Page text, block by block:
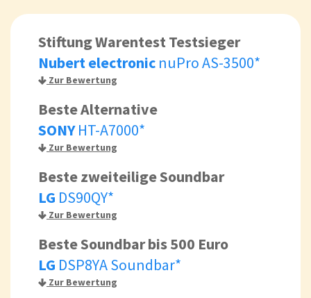
Stiftung Warentest Testsieger
Nubert electronic nuPro AS-3500*
Zur Bewertung
Beste Alternative
SONYHT-A7000*
Zur Bewertung
Beste zweiteilige Soundbar
LG DS90QY*
Zur Bewertung
Beste Soundbar bis 500 Euro
LG DSP8YA Soundbar*
Zur Bewertung